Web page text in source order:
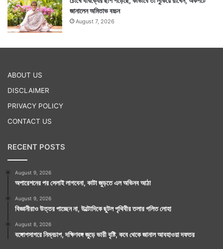
জানালেন অমিতাভ বচ্চন
August 7, 2026
ABOUT US
DISCLAIMER
PRIVACY POLICY
CONTACT US
RECENT POSTS
August 9, 2026
অপারেশনের পর সেলাই লাগবেনা, কাটা জুড়তে এল অভিনব আঠা
August 9, 2026
বিজ্ঞানীরাও উত্তর পাচ্ছেন না, উল্টোদিকে ছুটল পৃথিবীর তলার গলিত লোহা
August 8, 2026
বঙ্গোপসাগরে নিম্নচাপ, দক্ষিণবঙ্গ জুড়ে ভারী বৃষ্টি, কবে থেকে জানাল আবহাওয়া দফতর